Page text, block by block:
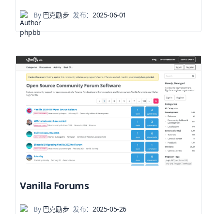
By巴克励步 发布：2025-06-01
Vanilla Forums
By巴克励步 发布： 2025-05-26